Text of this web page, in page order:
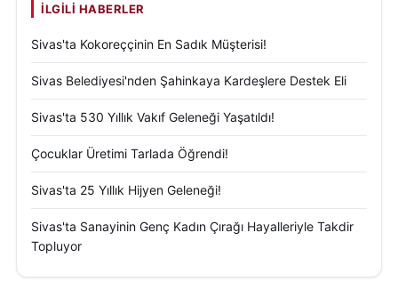
İLGILI HABERLER
Sivas'ta Kokoreççinin En Sadık Müşterisi!
Sivas Belediyesi'nden Şahinkaya Kardeşlere Destek Eli
Sivas'ta 530 Yıllık Vakıf Geleneği Yaşatıldı!
Çocuklar Üretimi Tarlada Öğrendi!
Sivas'ta 25 Yıllık Hijyen Geleneği!
Sivas'ta Sanayinin Genç Kadın Çırağı Hayalleriyle Takdir
Topluyor